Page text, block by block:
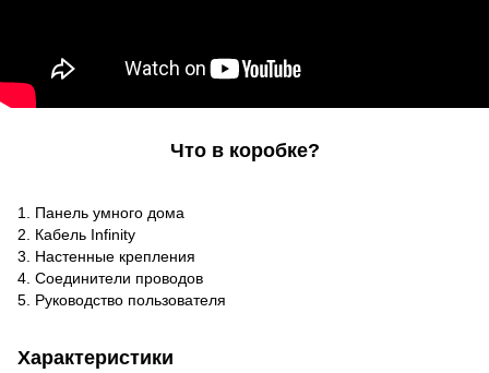
Что в коробке?
1. Панель умного дома
2. Кабель Infinity
3. Настенные крепления
4. Соединители проводов
5. Руководство пользователя
Характеристики